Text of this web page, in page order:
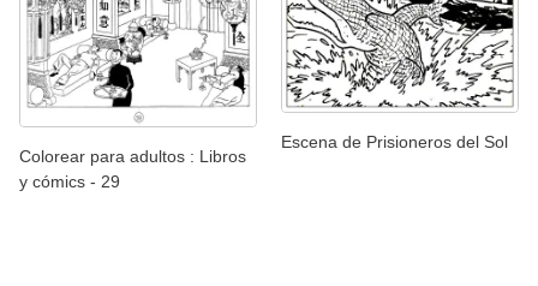
Colorear para adultos : Libros
y cómics - 29
Escena de Prisioneros del Sol